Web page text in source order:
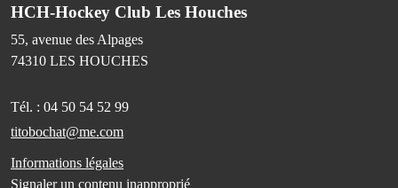
HCH-Hockey Club Les Houches
55, avenue des Alpages
74310 LES HOUCHES
Tél. : 04 50 54 52 99
titobochat@me.com
Informations légales
Signaler un contenu inapproprié